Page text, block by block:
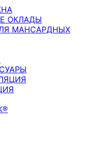
ОКЛАДЫ
МАНСАРДНЫХ